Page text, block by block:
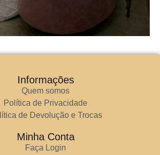
Informações
Quem somos
Política de Privacidade
de Devolução e Trocas
Minha Conta
Faça Login